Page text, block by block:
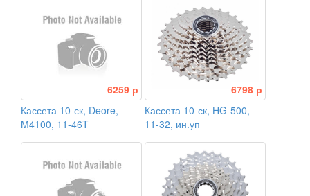
6259 р
Кассета 10-ск, Deore,
M4100, 11-46T
6798 р
Кассета 10-ск, HG-500,
11-32, ин.уп